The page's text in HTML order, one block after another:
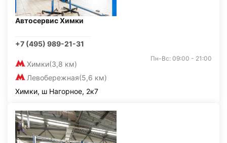
Автосервис Химки
+7 (495) 989-21-31
Химки(3,8 км)
Левобережная(5,6 км)
Пн-Вс: 09:00 - 21:00
Химки, ш Нагорное, 2к7